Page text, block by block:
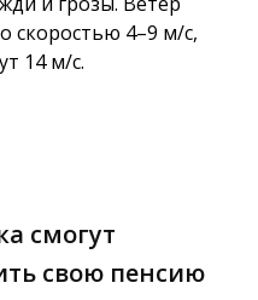
скоростью 4–9 м/с,
14 м/с.
смогут
свою пенсию